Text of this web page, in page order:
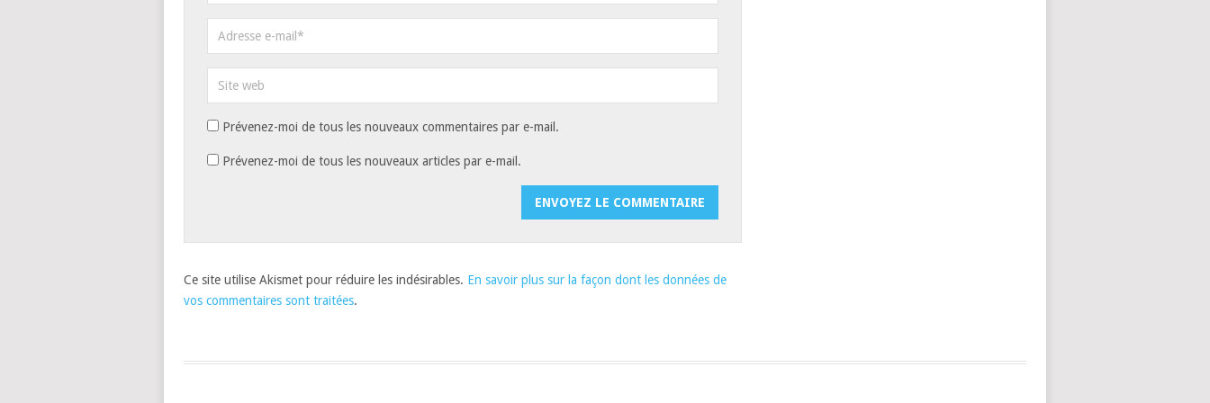
Prévenez-moi de tous les nouveaux commentaires par e-mail.
Prévenez-moi de tous les nouveaux articles par e-mail.
Ce site utilise Akismet pour réduire les indésirables. En savoir plus sur la façon dont les données de
vos commentaires sont traitées.